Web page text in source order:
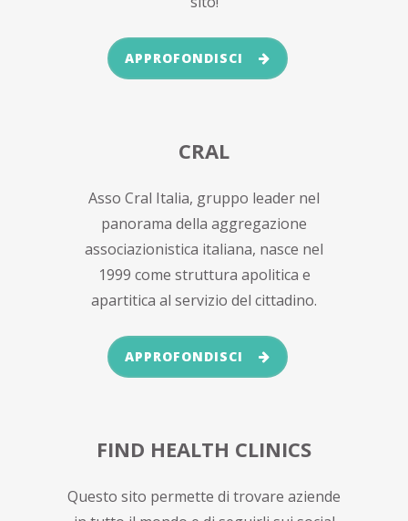
APPROFONDISCI
CRAL
Asso Cral Italia, gruppo leader nel
panorama della aggregazione
associazionistica italiana, nasce nel
1999 come struttura apolitica e
apartitica al servizio del cittadino.
APPROFONDISCI
FIND HEALTH CLINICS
Questo sito permette di trovare aziende